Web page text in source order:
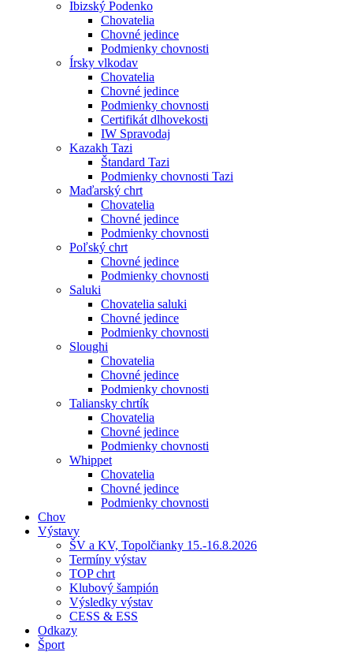
Ibizský Podenko
Chovatelia
Chovné jedince
Podmienky chovnosti
Írsky vlkodav
Chovatelia
Chovné jedince
Podmienky chovnosti
Certifikát dlhovekosti
IW Spravodaj
Kazakh Tazi
Štandard Tazi
Podmienky chovnosti Tazi
Maďarský chrt
Chovatelia
Chovné jedince
Podmienky chovnosti
Poľský chrt
Chovné jedince
Podmienky chovnosti
Saluki
Chovatelia saluki
Chovné jedince
Podmienky chovnosti
Sloughi
Chovatelia
Chovné jedince
Podmienky chovnosti
Taliansky chrtík
Chovatelia
Chovné jedince
Podmienky chovnosti
Whippet
Chovatelia
Chovné jedince
Podmienky chovnosti
Chov
Výstavy
ŠV a KV, Topolčianky 15.-16.8.2026
Termíny výstav
TOP chrt
Klubový šampión
Výsledky výstav
CESS & ESS
Odkazy
Šport